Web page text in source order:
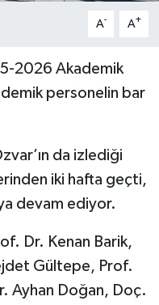
A- A+
2026 Akademik
personelin bar
da izlediği
iki hafta geçti,
devam ediyor.
Dr. Kenan Barik,
Gültepe, Prof.
Ayhan Doğan, Doç.